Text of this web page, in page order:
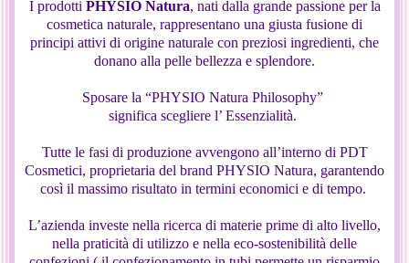
I prodotti PHYSIO Natura, nati dalla grande passione per la
cosmetica naturale, rappresentano una giusta fusione di
principi attivi di origine naturale con preziosi ingredienti, che
donano alla pelle bellezza e splendore.
Sposare la “PHYSIO Natura Philosophy”
significa scegliere l’ Essenzialità.
Tutte le fasi di produzione avvengono all’interno di PDT
Cosmetici, proprietaria del brand PHYSIO Natura, garantendo
così il massimo risultato in termini economici e di tempo.
L’azienda investe nella ricerca di materie prime di alto livello,
nella praticità di utilizzo e nella eco-sostenibilità delle